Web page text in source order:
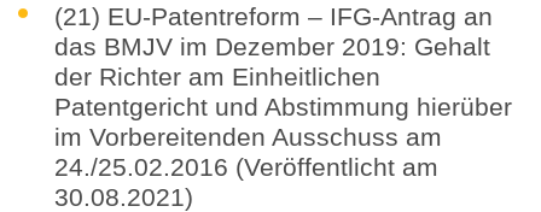
(21) EU-Patentreform – IFG-Antrag an
das BMJV im Dezember 2019: Gehalt
der Richter am Einheitlichen
Patentgericht und Abstimmung hierüber
im Vorbereitenden Ausschuss am
24./25.02.2016 (Veröffentlicht am
30.08.2021)